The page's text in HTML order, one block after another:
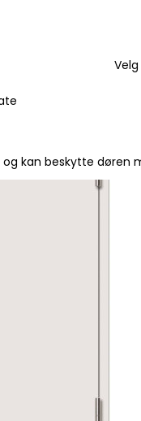
Velg
kan beskytte døren